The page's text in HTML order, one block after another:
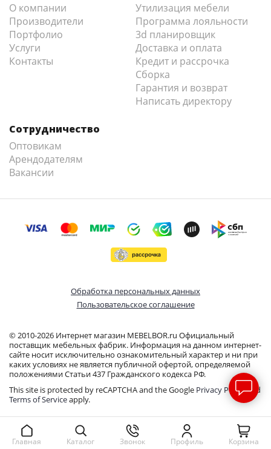
О компании
Производители
Портфолио
Услуги
Контакты
Утилизация мебели
Программа лояльности
3d планировщик
Доставка и оплата
Кредит и рассрочка
Сборка
Гарантия и возврат
Написать директору
Сотрудничество
Оптовикам
Арендодателям
Вакансии
© 2010-2026 Интернет магазин MEBELBOR.ru Официальный
поставщик мебельных фабрик. Информация на данном интернет-
сайте носит исключительно ознакомительный характер и ни при
каких условиях не является публичной офертой, определяемой
положениями Статьи 437 Гражданского кодекса РФ.
This site is protected by reCAPTCHA and the Google Privacy Policyand
Terms of Serviceapply.
Обработка персональных данных
Пользовательское соглашение
Главная Каталог Звонок Профиль Корзина